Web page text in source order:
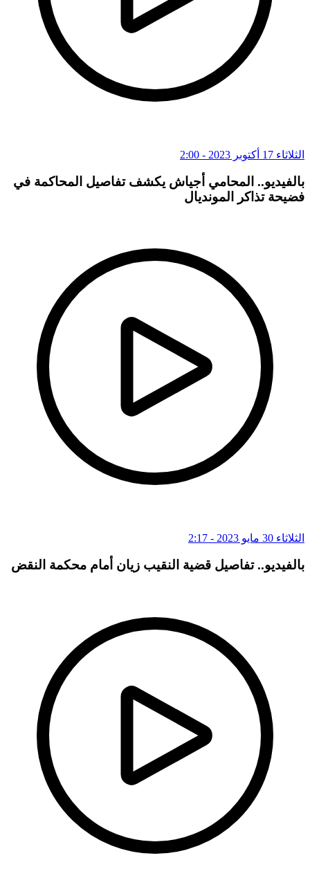
الثلاثاء 17 أكتوبر 2023 - 2:00
بالفيديو.. المحامي أجياش يكشف تفاصيل المحاكمة في
فضيحة تذاكر المونديال
الثلاثاء 30 مايو 2023 - 2:17
بالفيديو.. تفاصيل قضية النقيب زيان أمام محكمة النقض